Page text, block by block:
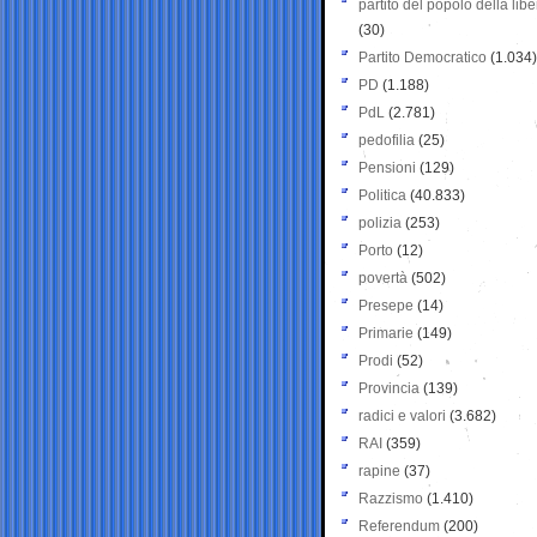
partito del popolo della
(30)
Partito Democratico (1.034)
PD (1.188)
PdL (2.781)
pedofilia (25)
Pensioni (129)
Politica (40.833)
polizia (253)
Porto (12)
povertà (502)
Presepe (14)
Primarie (149)
Prodi (52)
Provincia (139)
radici e valori (3.682)
RAI (359)
rapine (37)
Razzismo (1.410)
Referendum (200)